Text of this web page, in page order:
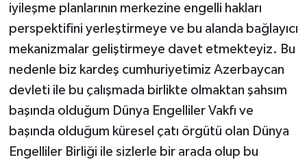
iyileşme planlarının merkezine engelli hakları
perspektifini yerleştirmeye ve bu alanda bağlayıcı
mekanizmalar geliştirmeye davet etmekteyiz. Bu
nedenle biz kardeş cumhuriyetimiz Azerbaycan
devleti ile bu çalışmada birlikte olmaktan şahsım
başında olduğum Dünya Engelliler Vakfı ve
başında olduğum küresel çatı örgütü olan Dünya
Engelliler Birliği ile sizlerle bir arada olup bu